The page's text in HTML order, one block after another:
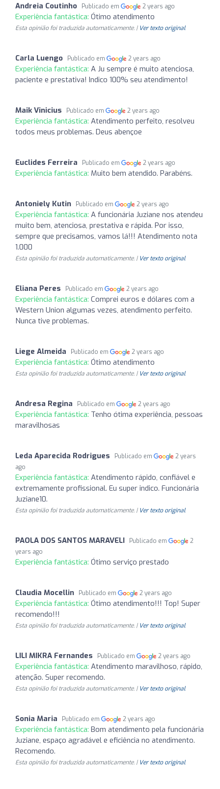
Andreia Coutinho Publicado em 2 years ago
Experiência fantástica: Ótimo atendimento
Esta opinião foi traduzida automaticamente. | Ver texto original
Carla Luengo Publicado em 2 years ago
Experiência fantástica: A Ju sempre é muito atenciosa,
paciente e prestativa! Indico 100% seu atendimento!
Maik Vinicius Publicado em 2 years ago
Experiência fantástica: Atendimento perfeito, resolveu
todos meus problemas. Deus abençoe
Euclides Ferreira Publicado em 2 years ago
Experiência fantástica: Muito bem atendido. Parabéns.
Antoniely Kutin Publicado em 2 years ago
Experiência fantástica: A funcionária Juziane nos atendeu
muito bem, atenciosa, prestativa e rápida. Por isso,
sempre que precisamos, vamos lá!!! Atendimento nota
1.000
Esta opinião foi traduzida automaticamente. | Ver texto original
Eliana Peres Publicado em 2 years ago
Experiência fantástica: Comprei euros e dólares com a
Western Union algumas vezes, atendimento perfeito.
Nunca tive problemas.
Liege Almeida Publicado em 2 years ago
Experiência fantástica: Ótimo atendimento
Esta opinião foi traduzida automaticamente. | Ver texto original
Andresa Regina Publicado em 2 years ago
Experiência fantástica: Tenho ótima experiência, pessoas
maravilhosas
Leda Aparecida Rodrigues Publicado em
2 years
ago
Experiência fantástica: Atendimento rápido, confiável e
extremamente profissional. Eu super indico. Funcionária
Juziane10.
Esta opinião foi traduzida automaticamente. | Ver texto original
PAOLA DOS SANTOS MARAVELI Publicado em
2
years ago
Experiência fantástica: Ótimo serviço prestado
Claudia Mocellin Publicado em 2 years ago
Experiência fantástica: Ótimo atendimento!!! Top! Super
recomendo!!!
Esta opinião foi traduzida automaticamente. | Ver texto original
LILI MIKRA Fernandes Publicado em 2 years ago
Experiência fantástica: Atendimento maravilhoso, rápido,
atenção. Super recomendo.
Esta opinião foi traduzida automaticamente. | Ver texto original
Sonia Maria Publicado em 2 years ago
Experiência fantástica: Bom atendimento pela funcionária
Juziane, espaço agradável e eficiência no atendimento.
Recomendo.
Esta opinião foi traduzida automaticamente. | Ver texto original